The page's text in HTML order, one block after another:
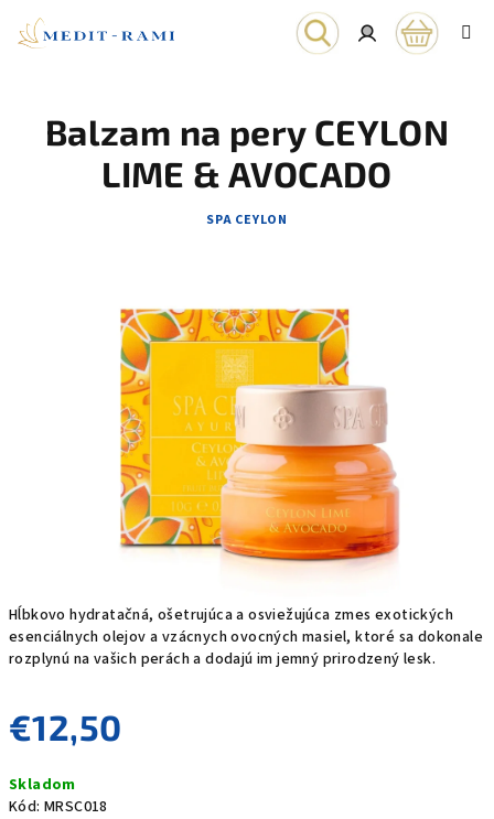
obsah
košík
Hĺbkovo hydratačná, ošetrujúca a osviežujúca zmes exotických
esenciálnych olejov a vzácnych ovocných masiel, ktoré sa dokonale
rozplynú na vašich perách a dodajú im jemný prirodzený lesk.
€12,50
cena:
Skladom
Kód: MRSC018
Balzam na pery CEYLON
LIME & AVOCADO
SPA CEYLON